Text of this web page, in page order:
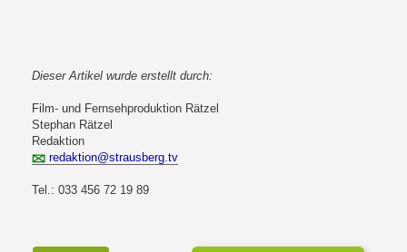
Dieser Artikel wurde erstellt durch:
Film- und Fernsehproduktion Rätzel
Stephan Rätzel
Redaktion
redaktion@strausberg.tv
Tel.: 033 456 72 19 89